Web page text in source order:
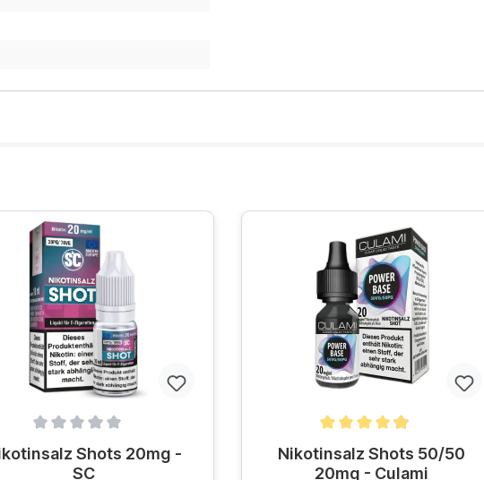
Bewertung von 0 von 5 Sternen
Shots 20mg -
SC
Durchschnittliche Bewertung
Nikotinsalz Shots 50/50
20mg - Culami